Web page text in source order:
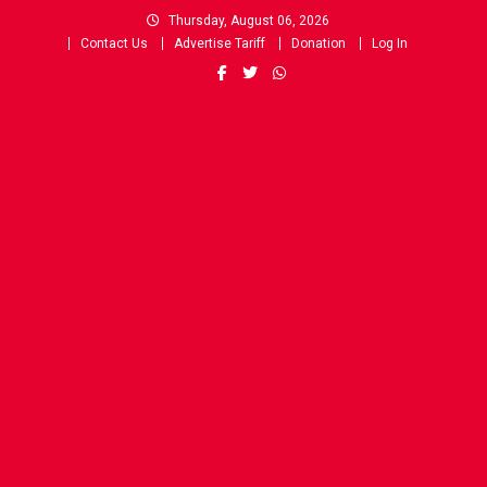
Thursday, August 06, 2026
Contact Us
Advertise Tariff Donation Log In